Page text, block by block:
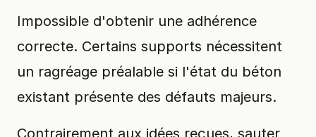
Impossible d'obtenir une adhérence
correcte. Certains supports nécessitent
un ragréage préalable si l'état du béton
existant présente des défauts majeurs.